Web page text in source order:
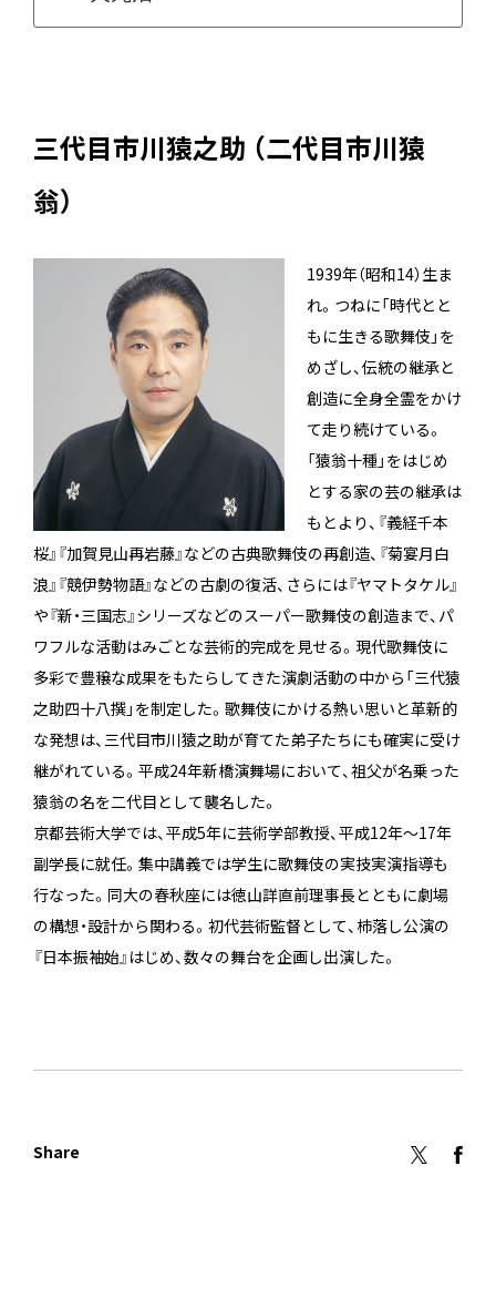
三代目市川猿之助 （二代目市川猿
翁）
1939年（昭和14）生ま
れ。つねに「時代とと
もに生きる歌舞伎」を
めざし、伝統の継承と
創造に全身全霊をかけ
て走り続けている。
「猿翁十種」をはじめ
とする家の芸の継承は
もとより、『義経千本
桜』『加賀見山再岩藤』などの古典歌舞伎の再創造、『菊宴月白
浪』『競伊勢物語』などの古劇の復活、さらには『ヤマトタケル』
や『新・三国志』シリーズなどのスーパー歌舞伎の創造まで、パ
ワフルな活動はみごとな芸術的完成を見せる。現代歌舞伎に
多彩で豊穣な成果をもたらしてきた演劇活動の中から「三代猿
之助四十八撰」を制定した。歌舞伎にかける熱い思いと革新的
な発想は、三代目市川猿之助が育てた弟子たちにも確実に受け
継がれている。平成24年新橋演舞場において、祖父が名乗った
猿翁の名を二代目として襲名した。
京都芸術大学では、平成5年に芸術学部教授、平成12年〜17年
副学長に就任。集中講義では学生に歌舞伎の実技実演指導も
行なった。同大の春秋座には徳山詳直前理事長とともに劇場
の構想・設計から関わる。初代芸術監督として、杮落し公演の
『日本振袖始』はじめ、数々の舞台を企画し出演した。
Share